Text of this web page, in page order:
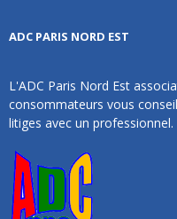
ADC PARIS NORD EST
L'ADC Paris Nord Est
consommateurs vous
litiges avec un professionnel.